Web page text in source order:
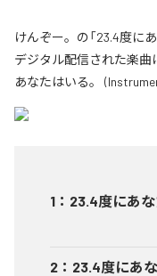
けんぞー。の「23.4度に
デジタル配信された楽曲
あなたはいる。
1 ： 23.4度にあな
2 ： 23.4度にあ